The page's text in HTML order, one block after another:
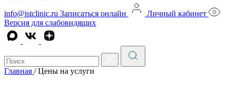
info@istclinic.ru Записаться онлайн
Личный кабинет
Версия для слабовидящих
Главная / Цены на услуги